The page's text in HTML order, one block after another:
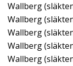
Wallberg
Wallberg
Wallberg
Wallberg
Wallberg